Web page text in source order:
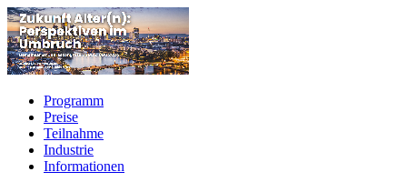
Programm
Preise
Teilnahme
Industrie
Informationen